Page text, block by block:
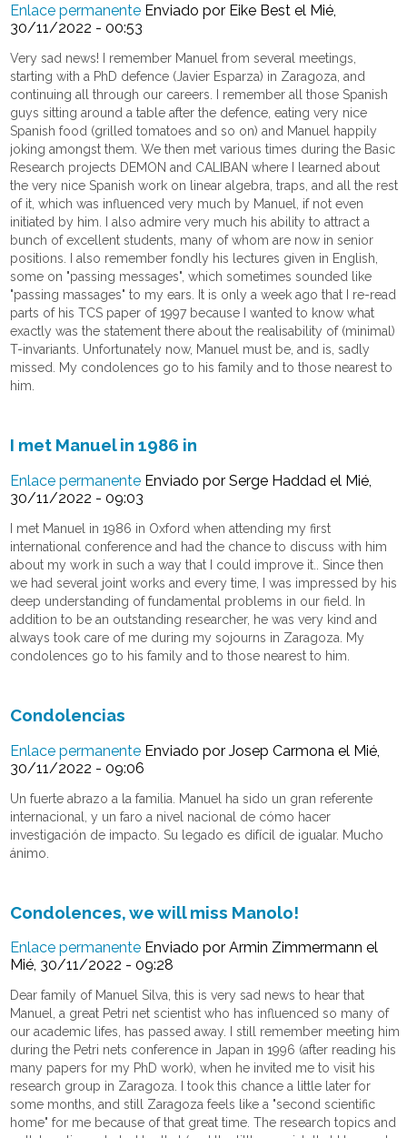
Enlace permanente Enviado por Eike Best el Mié,
30/11/2022 - 00:53
Very sad news! I remember Manuel from several meetings,
starting with a PhD defence (Javier Esparza) in Zaragoza, and
continuing all through our careers. I remember all those Spanish
guys sitting around a table after the defence, eating very nice
Spanish food (grilled tomatoes and so on) and Manuel happily
joking amongst them. We then met various times during the Basic
Research projects DEMON and CALIBAN where I learned about
the very nice Spanish work on linear algebra, traps, and all the rest
of it, which was influenced very much by Manuel, if not even
initiated by him. I also admire very much his ability to attract a
bunch of excellent students, many of whom are now in senior
positions. I also remember fondly his lectures given in English,
some on "passing messages", which sometimes sounded like
"passing massages" to my ears. It is only a week ago that I re-read
parts of his TCS paper of 1997 because I wanted to know what
exactly was the statement there about the realisability of (minimal)
T-invariants. Unfortunately now, Manuel must be, and is, sadly
missed. My condolences go to his family and to those nearest to
him.
I met Manuel in 1986 in
Enlace permanente Enviado porSerge Haddad el Mié,
30/11/2022 - 09:03
I met Manuel in 1986 in Oxford when attending my first
international conference and had the chance to discuss with him
about my work in such a way that I could improve it.. Since then
we had several joint works and every time, I was impressed by his
deep understanding of fundamental problems in our field. In
addition to be an outstanding researcher, he was very kind and
always took care of me during my sojourns in Zaragoza. My
condolences go to his family and to those nearest to him.
Condolencias
Enlace permanente Enviado porJosep Carmona el Mié,
30/11/2022 - 09:06
Un fuerte abrazo a la familia. Manuel ha sido un gran referente
internacional, y un faro a nivel nacional de cómo hacer
investigación de impacto. Su legado es difícil de igualar. Mucho
ánimo.
Condolences, we will miss Manolo!
Enlace permanente Enviado porArmin Zimmermann el
Mié, 30/11/2022 - 09:28
Dear family of Manuel Silva, this is very sad news to hear that
Manuel, a great Petri net scientist who has influenced so many of
our academic lifes, has passed away. I still remember meeting him
during the Petri nets conference in Japan in 1996 (after reading his
many papers for my PhD work), when he invited me to visit his
research group in Zaragoza. I took this chance a little later for
some months, and still Zaragoza feels like a "second scientific
home" for me because of that great time. The research topics and